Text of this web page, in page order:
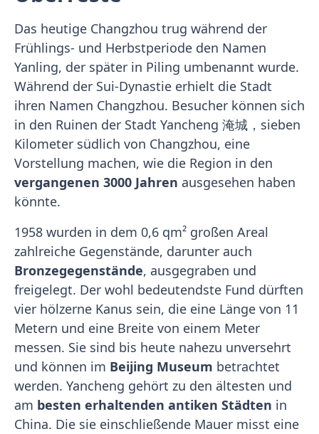
Das heutige Changzhou trug während der
Frühlings- und Herbstperiode den Namen
Yanling, der später in Piling umbenannt wurde.
Während der Sui-Dynastie erhielt die Stadt
ihren Namen Changzhou. Besucher können sich
in den Ruinen der Stadt Yancheng 淹城，sieben
Kilometer südlich von Changzhou, eine
Vorstellung machen, wie die Region in den
vergangenen 3000 Jahren ausgesehen haben
könnte.
1958 wurden in dem 0,6 qm² großen Areal
zahlreiche Gegenstände, darunter auch
Bronzegegenstände, ausgegraben und
freigelegt. Der wohl bedeutendste Fund dürften
vier hölzerne Kanus sein, die eine Länge von 11
Metern und eine Breite von einem Meter
messen. Sie sind bis heute nahezu unversehrt
und können im Beijing Museum betrachtet
werden. Yancheng gehört zu den ältesten und
am besten erhaltenden antiken Städten in
China. Die sie einschließende Mauer misst eine